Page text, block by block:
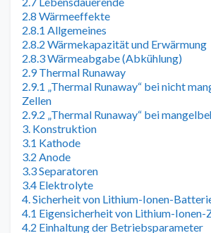
2.8 Wärmeeffekte
2.8.1 Allgemeines
2.8.2 Wärmekapazität und Erwärmung
2.8.3 Wärmeabgabe (Abkühlung)
2.9 Thermal Runaway
2.9.1 „Thermal Runaway“ bei nicht
Zellen
2.9.2 „Thermal Runaway“ bei
3. Konstruktion
3.1 Kathode
3.2 Anode
3.3 Separatoren
3.4 Elektrolyte
4. Sicherheit von Lithium-Ionen-
4.1 Eigensicherheit von Lithium-Ionen-
4.2 Einhaltung der Betriebsparameter